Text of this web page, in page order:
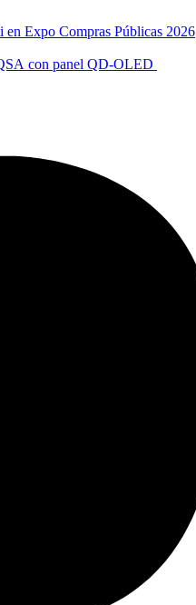
en Expo Compras Públicas 2026
con panel QD-OLED